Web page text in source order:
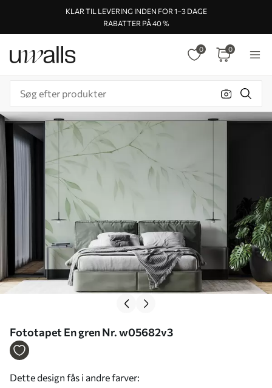
KLAR TIL LEVERING INDEN FOR 1–3 DAGE
RABATTER PÅ 40 %
0 0
Fototapet En gren Nr. w05682v3
Dette design fås i andre farver: